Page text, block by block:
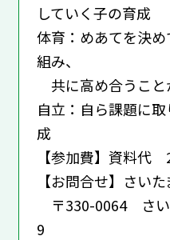
していく子の育成
体育：めあてを決
組み、
共に高め合うこと
自立：自ら課題に
成
【参加費】資料代
【お問合せ】さい
〒330-0064 さい
9